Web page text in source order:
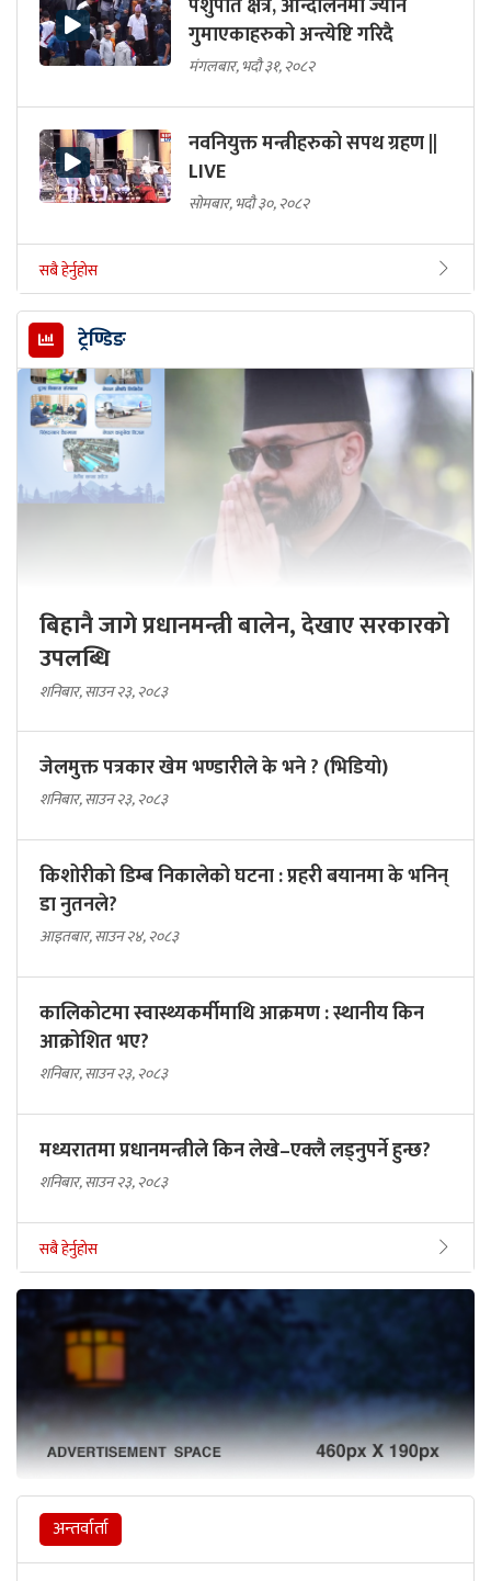
पशुपति क्षेत्र, आन्दोलनमा ज्यान
गुमाएकाहरुको अन्त्येष्टि गरिदै
मंगलबार, भदौ ३१, २०८२
नवनियुक्त मन्त्रीहरुको सपथ ग्रहण ||
LIVE
सोमबार, भदौ ३०, २०८२
सबै हेर्नुहोस
ट्रेण्डिङ
बिहानै जागे प्रधानमन्त्री बालेन, देखाए सरकारकाे
उपलब्धि
शनिबार, साउन २३, २०८३
जेलमुक्त पत्रकार खेम भण्डारीले के भने ? (भिडियो)
शनिबार, साउन २३, २०८३
किशोरीको डिम्ब निकालेको घटना : प्रहरी बयानमा के भनिन्
डा नुतनले?
आइतबार, साउन २४, २०८३
कालिकोटमा स्वास्थ्यकर्मीमाथि आक्रमण : स्थानीय किन
आक्रोशित भए?
शनिबार, साउन २३, २०८३
मध्यरातमा प्रधानमन्त्रीले किन लेखे–एक्लै लड्नुपर्ने हुन्छ?
शनिबार, साउन २३, २०८३
सबै हेर्नुहोस
अन्तर्वार्ता